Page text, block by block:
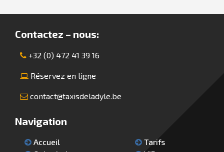
Contactez – nous:
+32 (0) 472 41 39 16
Réservez en ligne
contact@taxisdeladyle.be
Navigation
Accueil
Tarifs